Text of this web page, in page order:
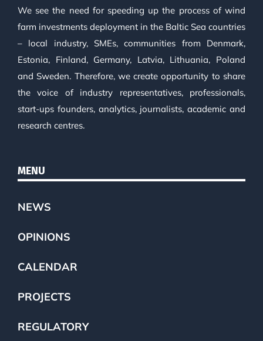
We see the need for speeding up the process of wind
farm investments deployment in the Baltic Sea countries
– local industry, SMEs, communities from Denmark,
Estonia, Finland, Germany, Latvia, Lithuania, Poland
and Sweden. Therefore, we create opportunity to share
the voice of industry representatives, professionals,
start-ups founders, analytics, journalists, academic and
research centres.
MENU
NEWS
OPINIONS
CALENDAR
PROJECTS
REGULATORY